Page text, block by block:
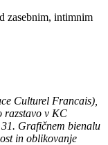
zasebnim, intimnim
Culturel Francais),
razstavo v KC
Grafičnem bienalu
in oblikovanje